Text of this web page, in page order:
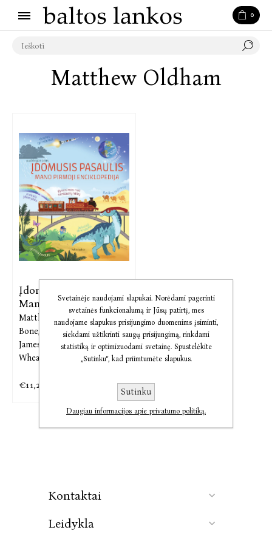
0
Matthew Oldham
Įdomusis pasaulis.
Mano pirmoji
Matthew Oldham,
Emily
Bone,
Alex Frith,Alice
James,
Minna Lacey, Abigail
Wheatley
€11,28
Kontaktai
Leidykla
Svetainėje naudojami slapukai. Norėdami pagerinti
svetainės funkcionalumą ir Jūsų patirtį, mes
naudojame slapukus prisijungimo duomenims įsiminti,
siekdami užtikrinti saugų prisijungimą, rinkdami
statistiką ir optimizuodami svetainę. Spustelėkite
„Sutinku“, kad priimtumėte slapukus.
Sutinku
Daugiau informacijos apie privatumo politiką.